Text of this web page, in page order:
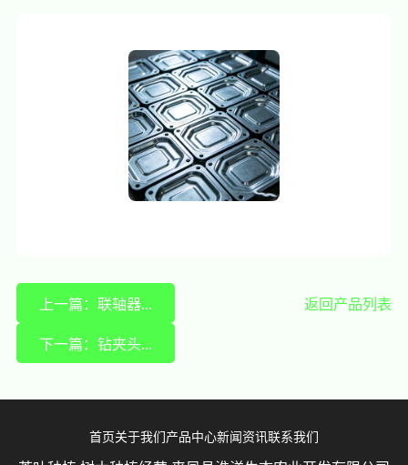
上一篇：联轴器... 返回产品列表
下一篇：钻夹头...
首页 关于我们 产品中心新闻资讯联系我们